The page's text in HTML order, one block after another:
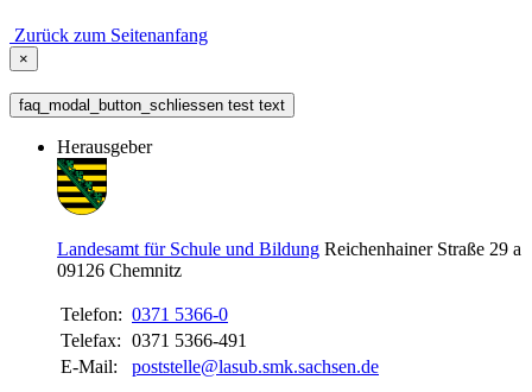
Zurück zum Seitenanfang
×
faq_modal_button_schliessen test text
Herausgeber
Landesamt für Schule und Bildung Reichenhainer Straße 29 a
09126 Chemnitz
Telefon: 0371 5366-0
Telefax: 0371 5366-491
E-Mail:
poststelle@lasub.smk.sachsen.de